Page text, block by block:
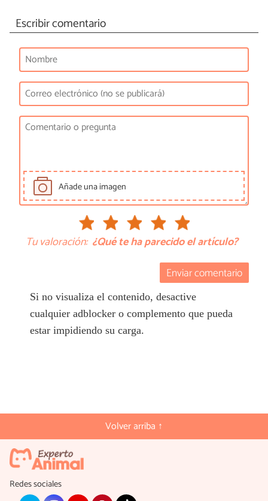
Escribir comentario
Añade una imagen
Tu valoración: ¿Qué te ha parecido el artículo?
Enviar comentario
Si no visualiza el contenido, desactive
cualquier adblocker o complemento que pueda
estar impidiendo su carga.
Volver arriba ↑
Redes sociales